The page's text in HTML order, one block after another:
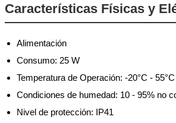
Características Físicas y
Alimentación
Consumo: 25 W
Temperatura de Operación: -20°C - 55°C
Condiciones de humedad: 10 - 95% no
Nivel de protección: IP41